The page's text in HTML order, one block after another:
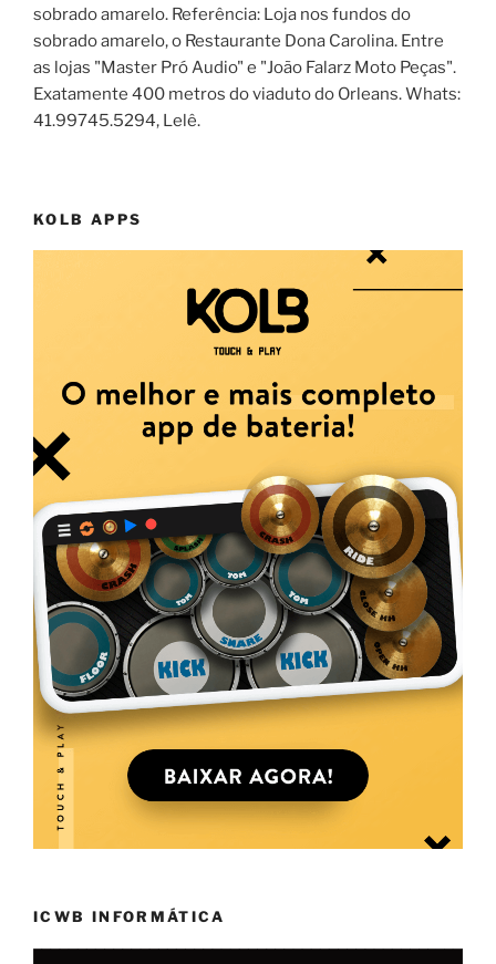
sobrado amarelo. Referência: Loja nos fundos do
sobrado amarelo, o Restaurante Dona Carolina. Entre
as lojas "Master Pró Audio" e "João Falarz Moto Peças".
Exatamente 400 metros do viaduto do Orleans. Whats:
41.99745.5294, Lelê.
KOLB APPS
ICWB INFORMÁTICA